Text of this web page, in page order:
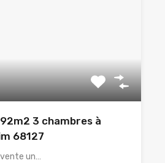
3 chambres à
68127
un…